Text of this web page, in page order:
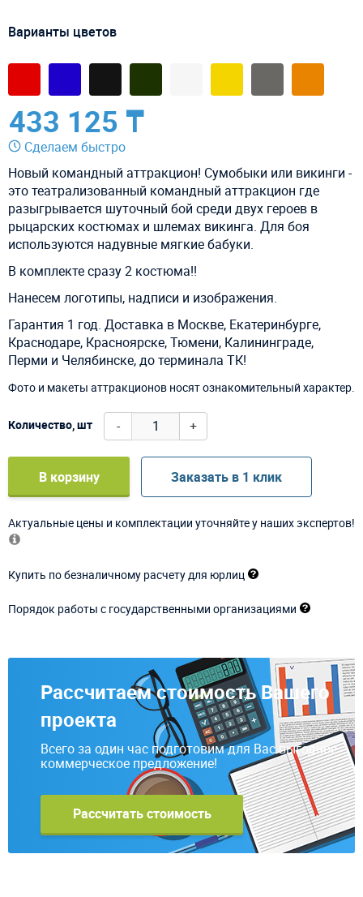
Варианты цветов
433 125 ₸
Сделаем быстро
Новый командный аттракцион! Сумобыки или викинги -
это театрализованный командный аттракцион где
разыгрывается шуточный бой среди двух героев в
рыцарских костюмах и шлемах викинга. Для боя
используются надувные мягкие бабуки.
В комплекте сразу 2 костюма!!
Нанесем логотипы, надписи и изображения.
Гарантия 1 год. Доставка в Москве, Екатеринбурге,
Краснодаре, Красноярске, Тюмени, Калининграде,
Перми и Челябинске, до терминала ТК!
Фото и макеты аттракционов носят ознакомительный характер.
Количество, шт - +
В корзину Заказать в 1 клик
Актуальные цены и комплектации уточняйте у наших экспертов!
Купить по безналичному расчету для юрлиц
Порядок работы с государственными организациями
Рассчитаем стоимость Вашего
проекта
Всего за один час подготовим для Вас выгодное
коммерческое предложение!
Рассчитать стоимость